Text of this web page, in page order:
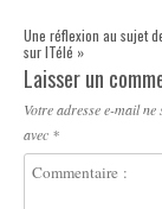
Une réflexion au sujet
sur ITélé »
Laisser un
Votre adresse e-mail ne
avec *